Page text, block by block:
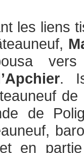
liens
.
de
en